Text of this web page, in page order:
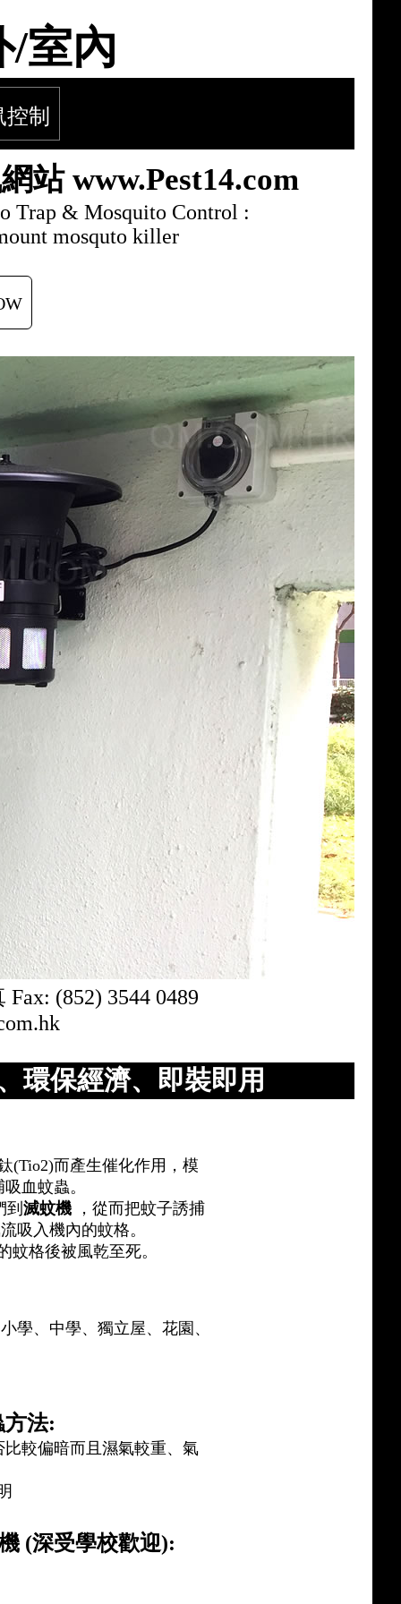
/室內
制
站 www.Pest14.com
Trap & Mosquito Control :
mosquto killer
(852) 3544 0489
環保經濟、即裝即用
(Tio2)而產生催化作用，模
血蚊蟲。
滅蚊機
，從而把蚊子誘捕
吸入機內的蚊格。
蚊格後被風乾至死。
學、中學、獨立屋、花園、
方法:
較偏暗而且濕氣較重、氣
(深受學校歡迎):